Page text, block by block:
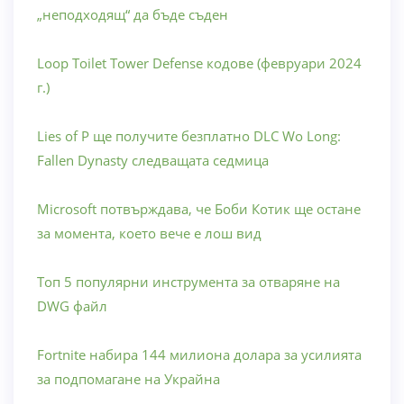
„неподходящ“ да бъде съден
Loop Toilet Tower Defense кодове (февруари 2024
г.)
Lies of P ще получите безплатно DLC Wo Long:
Fallen Dynasty следващата седмица
Microsoft потвърждава, че Боби Котик ще остане
за момента, което вече е лош вид
Топ 5 популярни инструмента за отваряне на
DWG файл
Fortnite набира 144 милиона долара за усилията
за подпомагане на Украйна